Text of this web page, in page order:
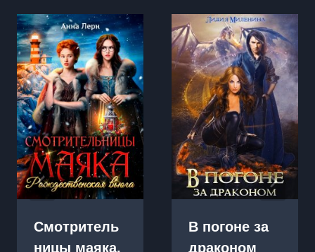
Смотритель
ницы маяка.
В погоне за
драконом